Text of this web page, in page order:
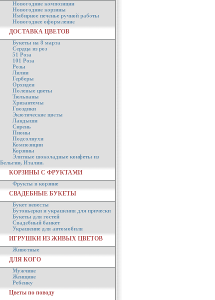
Новогодние композиции
Новогодние корзины
Имбирное печенье ручной работы
Новогоднее оформление
ДОСТАВКА ЦВЕТОВ
Букеты на 8 марта
Сердца из роз
51 Роза
101 Роза
Розы
Лилии
Герберы
Орхидеи
Полевые цветы
Тюльпаны
Хризантемы
Гвоздики
Экзотические цветы
Ландыши
Сирень
Пионы
Подсолнухи
Композиции
Корзины
Элитные шоколадные конфеты из
Бельгии, Италии.
КОРЗИНЫ С ФРУКТАМИ
Фрукты в корзине
СВАДЕБНЫЕ БУКЕТЫ
Букет невесты
Бутоньерки и украшения для прически
Букеты для гостей
Свадебный банкет
Украшение для автомобиля
ИГРУШКИ ИЗ ЖИВЫХ ЦВЕТОВ
Животные
ДЛЯ КОГО
Мужчине
Женщине
Ребенку
Цветы по поводу